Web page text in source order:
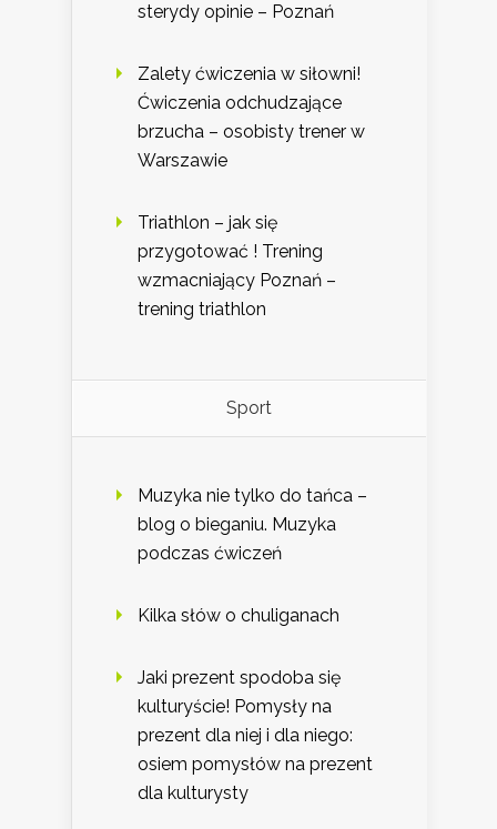
sterydy opinie – Poznań
Zalety ćwiczenia w siłowni!
Ćwiczenia odchudzające
brzucha – osobisty trener w
Warszawie
Triathlon – jak się
przygotować ! Trening
wzmacniający Poznań –
trening triathlon
Sport
Muzyka nie tylko do tańca –
blog o bieganiu. Muzyka
podczas ćwiczeń
Kilka słów o chuliganach
Jaki prezent spodoba się
kulturyście! Pomysły na
prezent dla niej i dla niego:
osiem pomysłów na prezent
dla kulturysty